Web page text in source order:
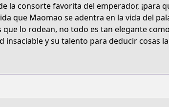
la consorte favorita del emperador, ¡para
que Maomao se adentra en la vida del
lo rodean, no todo es tan elegante
y su talento para deducir cosas